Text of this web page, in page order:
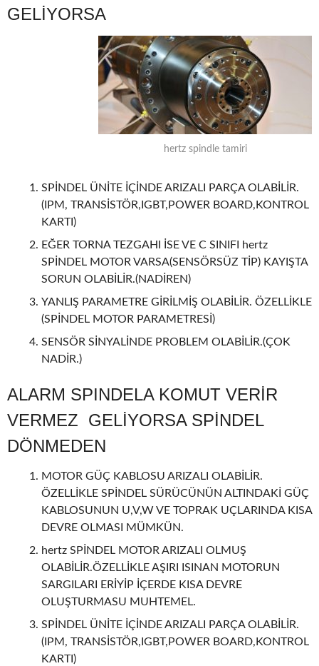
GELİYORSA
hertz spindle tamiri
SPİNDEL ÜNİTE İÇİNDE ARIZALI PARÇA OLABİLİR.
(IPM, TRANSİSTÖR,IGBT,POWER BOARD,KONTROL
KARTI)
EĞER TORNA TEZGAHI İSE VE C SINIFI hertz
SPİNDEL MOTOR VARSA(SENSÖRSÜZ TİP) KAYIŞTA
SORUN OLABİLİR.(NADİREN)
YANLIŞ PARAMETRE GİRİLMİŞ OLABİLİR. ÖZELLİKLE
(SPİNDEL MOTOR PARAMETRESİ)
SENSÖR SİNYALİNDE PROBLEM OLABİLİR.(ÇOK
NADİR.)
ALARM SPINDELA KOMUT VERİR
VERMEZ GELİYORSA SPİNDEL
DÖNMEDEN
MOTOR GÜÇ KABLOSU ARIZALI OLABİLİR.
ÖZELLİKLE SPİNDEL SÜRÜCÜNÜN ALTINDAKİ GÜÇ
KABLOSUNUN U,V,W VE TOPRAK UÇLARINDA KISA
DEVRE OLMASI MÜMKÜN.
hertz SPİNDEL MOTOR ARIZALI OLMUŞ
OLABİLİR.ÖZELLİKLE AŞIRI ISINAN MOTORUN
SARGILARI ERİYİP İÇERDE KISA DEVRE
OLUŞTURMASU MUHTEMEL.
SPİNDEL ÜNİTE İÇİNDE ARIZALI PARÇA OLABİLİR.
(IPM, TRANSİSTÖR,IGBT,POWER BOARD,KONTROL
KARTI)